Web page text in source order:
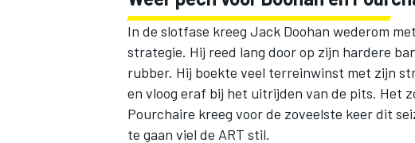
In de slotfase kreeg Jack Doohan wederom
strategie. Hij reed lang door op zijn hardere
rubber. Hij boekte veel terreinwinst met zijn
en vloog eraf bij het uitrijden van de pits. Het
Pourchaire kreeg voor de zoveelste keer dit
te gaan viel de ART stil.